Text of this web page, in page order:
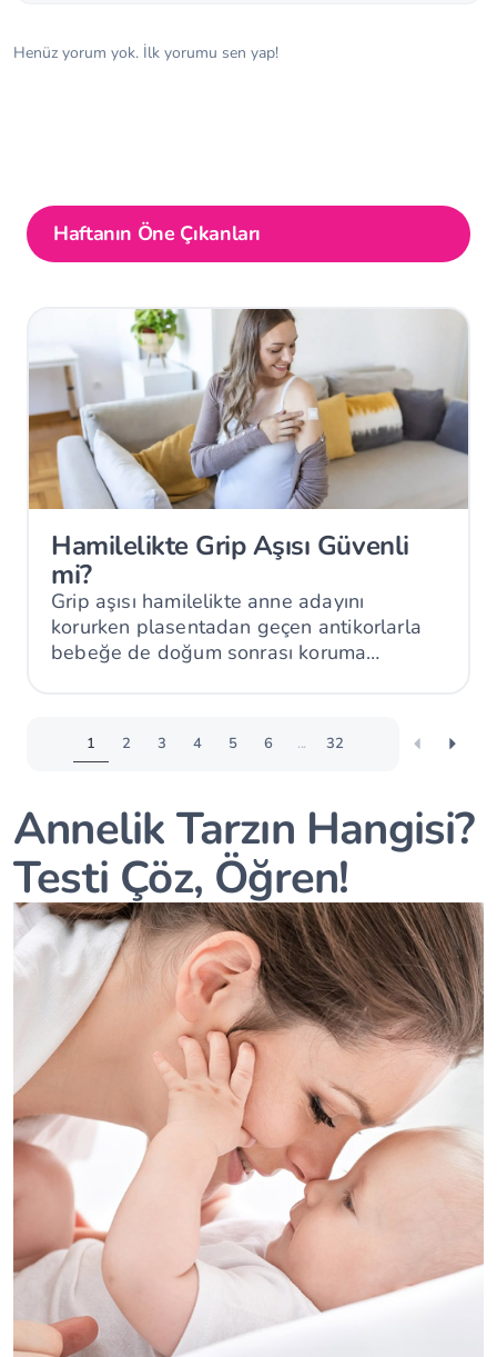
Henüz yorum yok. İlk yorumu sen yap!
Haftanın Öne Çıkanları
Hamilelikte Grip Aşısı Güvenli
mi?
Grip aşısı hamilelikte anne adayını
korurken plasentadan geçen antikorlarla
bebeğe de doğum sonrası koruma
1 2 3 4 5 6 ... 32
Annelik Tarzın Hangisi?
Testi Çöz, Öğren!